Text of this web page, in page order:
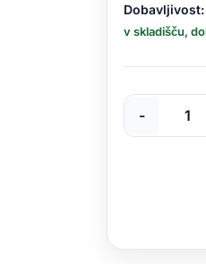
Dobavljivost:
v skladišču,
-
telefon
6/128GB,
zelen
količina